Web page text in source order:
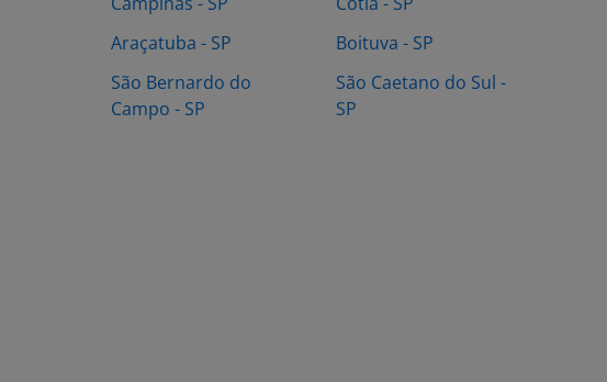
Araçatuba - SP
São Bernardo do
Campo - SP
Boituva - SP
São Caetano do Sul -
SP